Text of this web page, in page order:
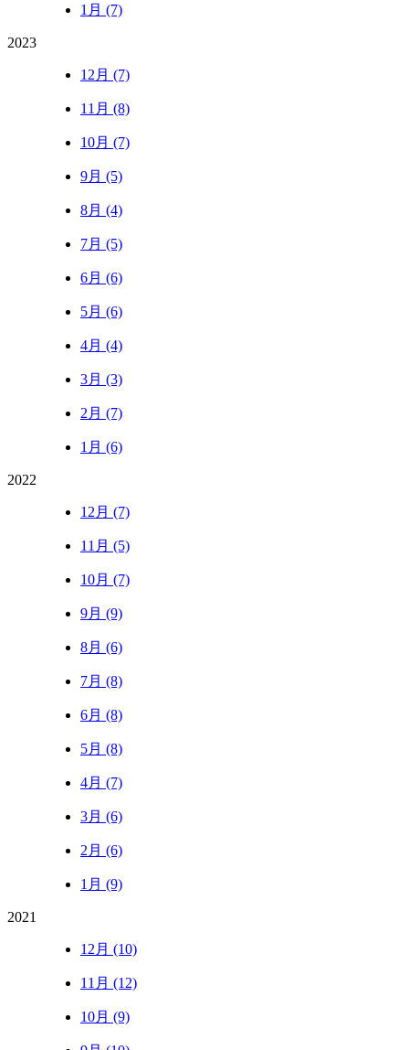
1月 (7)
2023
12月 (7)
11月 (8)
10月 (7)
9月 (5)
8月 (4)
7月 (5)
6月 (6)
5月 (6)
4月 (4)
3月 (3)
2月 (7)
1月 (6)
2022
12月 (7)
11月 (5)
10月 (7)
9月 (9)
8月 (6)
7月 (8)
6月 (8)
5月 (8)
4月 (7)
3月 (6)
2月 (6)
1月 (9)
2021
12月 (10)
11月 (12)
10月 (9)